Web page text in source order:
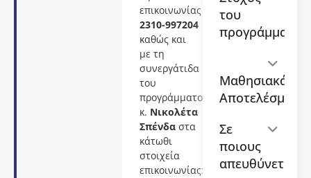
επικοινωνίας
2310-997204
καθώς και
με τη
συνεργάτιδα
του
προγράμματος,
κ. Νικολέτα
Σπένδα στα
κάτωθι
στοιχεία
επικοινωνίας:
«Ειδική
Αγωγή
και
Μαθησιακές
δυσκολίες»,
διάρκειας
450
το
οποίο
θα
του
προγράμματος
Μαθησιακά
Αποτελέσματα
Σε
ποιους
απευθύνεται